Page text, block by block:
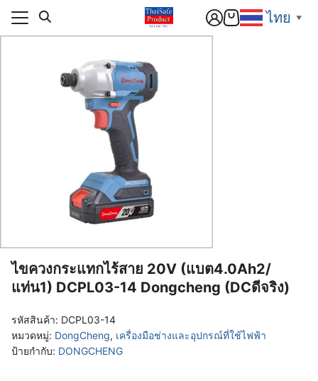
Skip
ไทย ▼
นกับเรา
ไขควงกระแทกไร้สาย 20V (แบต4.0Ah2/
แท่น1) DCPL03-14 Dongcheng (DCดีจริง)
รหัสสินค้า: DCPL03-14
หมวดหมู่: DongCheng, เครื่องมือช่างและอุปกรณ์ที่ใช้ไฟฟ้า
ป้ายกำกับ: DONGCHENG